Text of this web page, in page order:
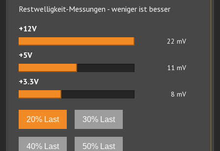
Restwelligkeit-Messungen - weniger ist besser
+12V
22 mV
+5V
11 mV
+3.3V
8 mV
20% Last 30% Last
40% Last 50% Last